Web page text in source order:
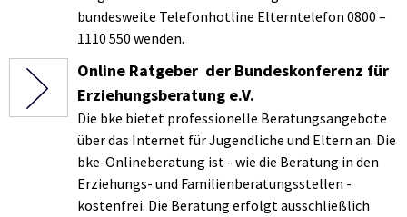
bundesweite Telefonhotline Elterntelefon 0800 –
1110 550 wenden.
Online Ratgeber der Bundeskonferenz für
Erziehungsberatung e.V.
Die bke bietet professionelle Beratungsangebote
über das Internet für Jugendliche und Eltern an. Die
bke-Onlineberatung ist - wie die Beratung in den
Erziehungs- und Familienberatungsstellen -
kostenfrei. Die Beratung erfolgt ausschließlich